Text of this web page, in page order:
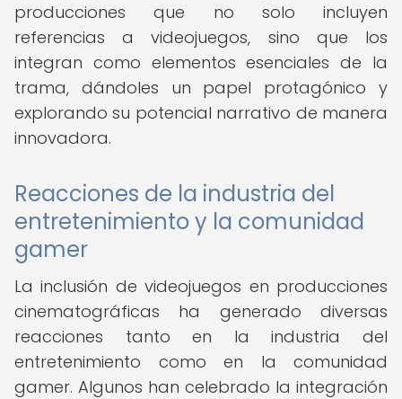
producciones que no solo incluyen
referencias a videojuegos, sino que los
integran como elementos esenciales de la
trama, dándoles un papel protagónico y
explorando su potencial narrativo de manera
innovadora.
Reacciones de la industria del
entretenimiento y la comunidad
gamer
La inclusión de videojuegos en producciones
cinematográficas ha generado diversas
reacciones tanto en la industria del
entretenimiento como en la comunidad
gamer. Algunos han celebrado la integración